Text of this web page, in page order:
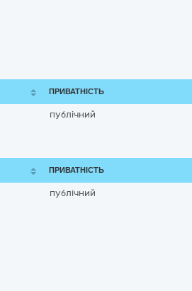
ПРИВАТНІСТЬ
публічний
ПРИВАТНІСТЬ
публічний